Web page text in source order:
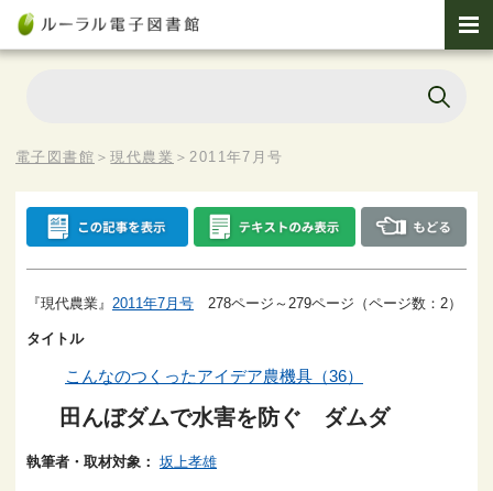
電子図書館 ＞現代農業 ＞2011年7月号
『現代農業』 2011年7月号 278ページ～279ページ（ページ数：2）
タイトル
こんなのつくったアイデア農機具（36）
田んぼダムで水害を防ぐ ダムダ
執筆者・取材対象： 坂上孝雄